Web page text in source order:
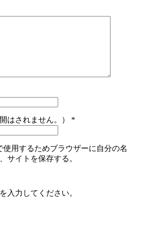
はされません。） *
使用するためブラウザーに自分の名
サイトを保存する。
入力してください。